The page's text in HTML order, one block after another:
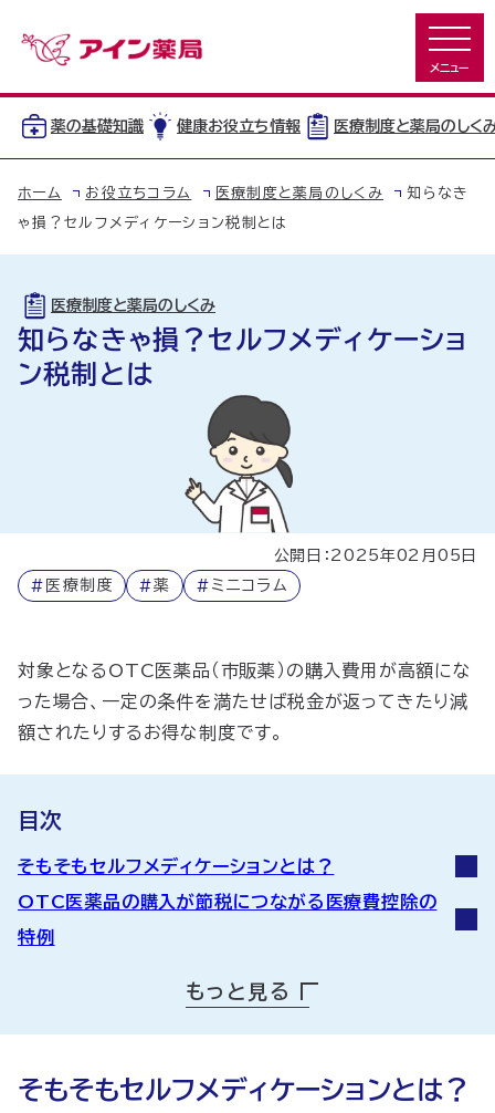
薬の基礎知識 健康お役立ち情報 医療制度と薬局のしく
ホーム お役立ちコラム 医療制度と薬局のしくみ 知らなき
ゃ損？セルフメディケーション税制とは
知らなきゃ損？セルフメディケーショ
ン税制とは
医療制度と薬局のしくみ
公開日：2025年02月05日
# 医療制度 #薬 # ミニコラム
対象となるOTC医薬品（市販薬）の購入費用が高額にな
った場合、一定の条件を満たせば税金が返ってきたり減
額されたりするお得な制度です。
目次
そもそもセルフメディケーションとは？
OTC医薬品の購入が節税につながる医療費控除の
特例
対象となるOTC医薬品は？
セルフメディケーション税制の注意点
もっと見る
そもそもセルフメディケーションとは？